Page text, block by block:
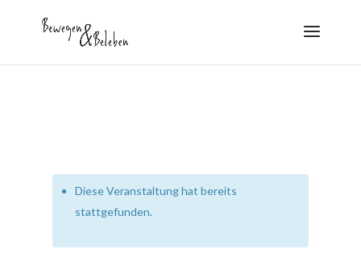
Diese Veranstaltung hat bereits
stattgefunden.